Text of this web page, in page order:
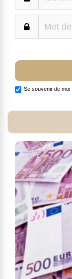
Se souvenir de moi